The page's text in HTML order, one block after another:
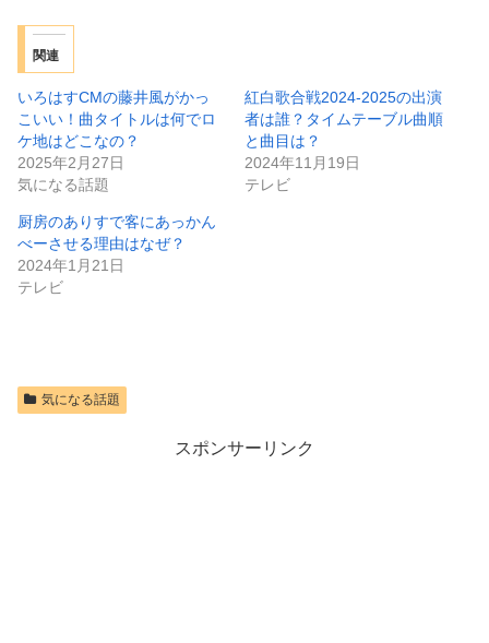
関連
いろはすCMの藤井風がかっ
こいい！曲タイトルは何でロ
ケ地はどこなの？
2025年2月27日
気になる話題
紅白歌合戦2024-2025の出演
者は誰？タイムテーブル曲順
と曲目は？
2024年11月19日
テレビ
厨房のありすで客にあっかん
べーさせる理由はなぜ？
2024年1月21日
テレビ
気になる話題
スポンサーリンク